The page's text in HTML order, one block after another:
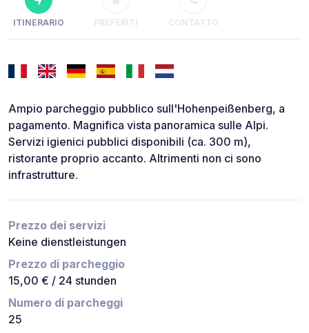
ITINERARIO PREFERITI CONTATTO
Ampio parcheggio pubblico sull'Hohenpeißenberg, a
pagamento. Magnifica vista panoramica sulle Alpi.
Servizi igienici pubblici disponibili (ca. 300 m),
ristorante proprio accanto. Altrimenti non ci sono
infrastrutture.
Prezzo dei servizi
Keine dienstleistungen
Prezzo di parcheggio
15,00 € / 24 stunden
Numero di parcheggi
25